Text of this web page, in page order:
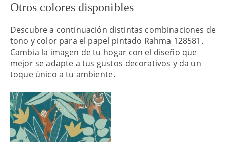
Otros colores disponibles
Descubre a continuación distintas combinaciones de
tono y color para el papel pintado Rahma 128581.
Cambia la imagen de tu hogar con el diseño que
mejor se adapte a tus gustos decorativos y da un
toque único a tu ambiente.